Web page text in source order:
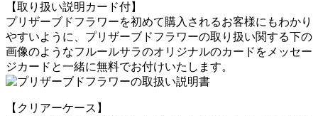
【取り扱い説明カード付】
プリザーブドフラワーを初めて購入されるお客様にもわかり
やすいように、プリザーブドフラワーの取り扱い関する下の
画像のようなフルールサラのオリジナルのカードをメッセー
ジカードと一緒に無料でお付けいたします。
【クリアーケース】